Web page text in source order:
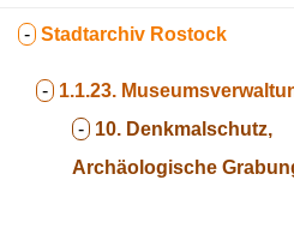
- Stadtarchiv Rostock
- 1.1.23.
- 10. Denkmalschutz,
Archäologische